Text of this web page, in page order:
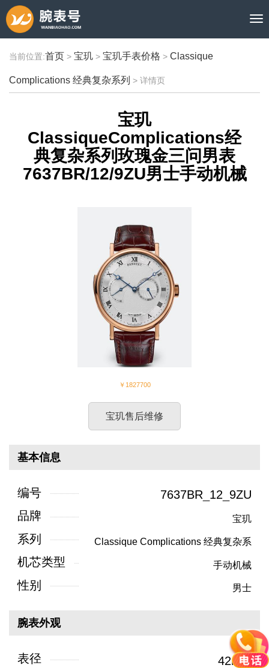
当前位置:首页 > 宝玑 > 宝玑手表价格 > Classique
Complications 经典复杂系列 > 详情页
宝玑
ClassiqueComplications经
典复杂系列玫瑰金三问男表
7637BR/12/9ZU男士手动机械
￥1827700
宝玑售后维修
基本信息
编号
7637BR_12_9ZU
品牌
宝玑
系列
Classique Complications 经典复杂系
机芯类型 手动机械
性别 男士
腕表外观
表径
42mm